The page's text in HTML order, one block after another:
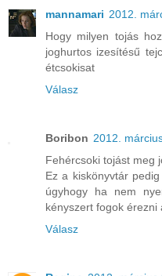
mannamari 2012.
Hogy milyen tojás
joghurtos izesítésű
étcsokisat
Válasz
Boribon 2012.
Fehércsoki tojást meg
Ez a kiskönyvtár
úgyhogy ha nem
kényszert fogok érezni
Válasz